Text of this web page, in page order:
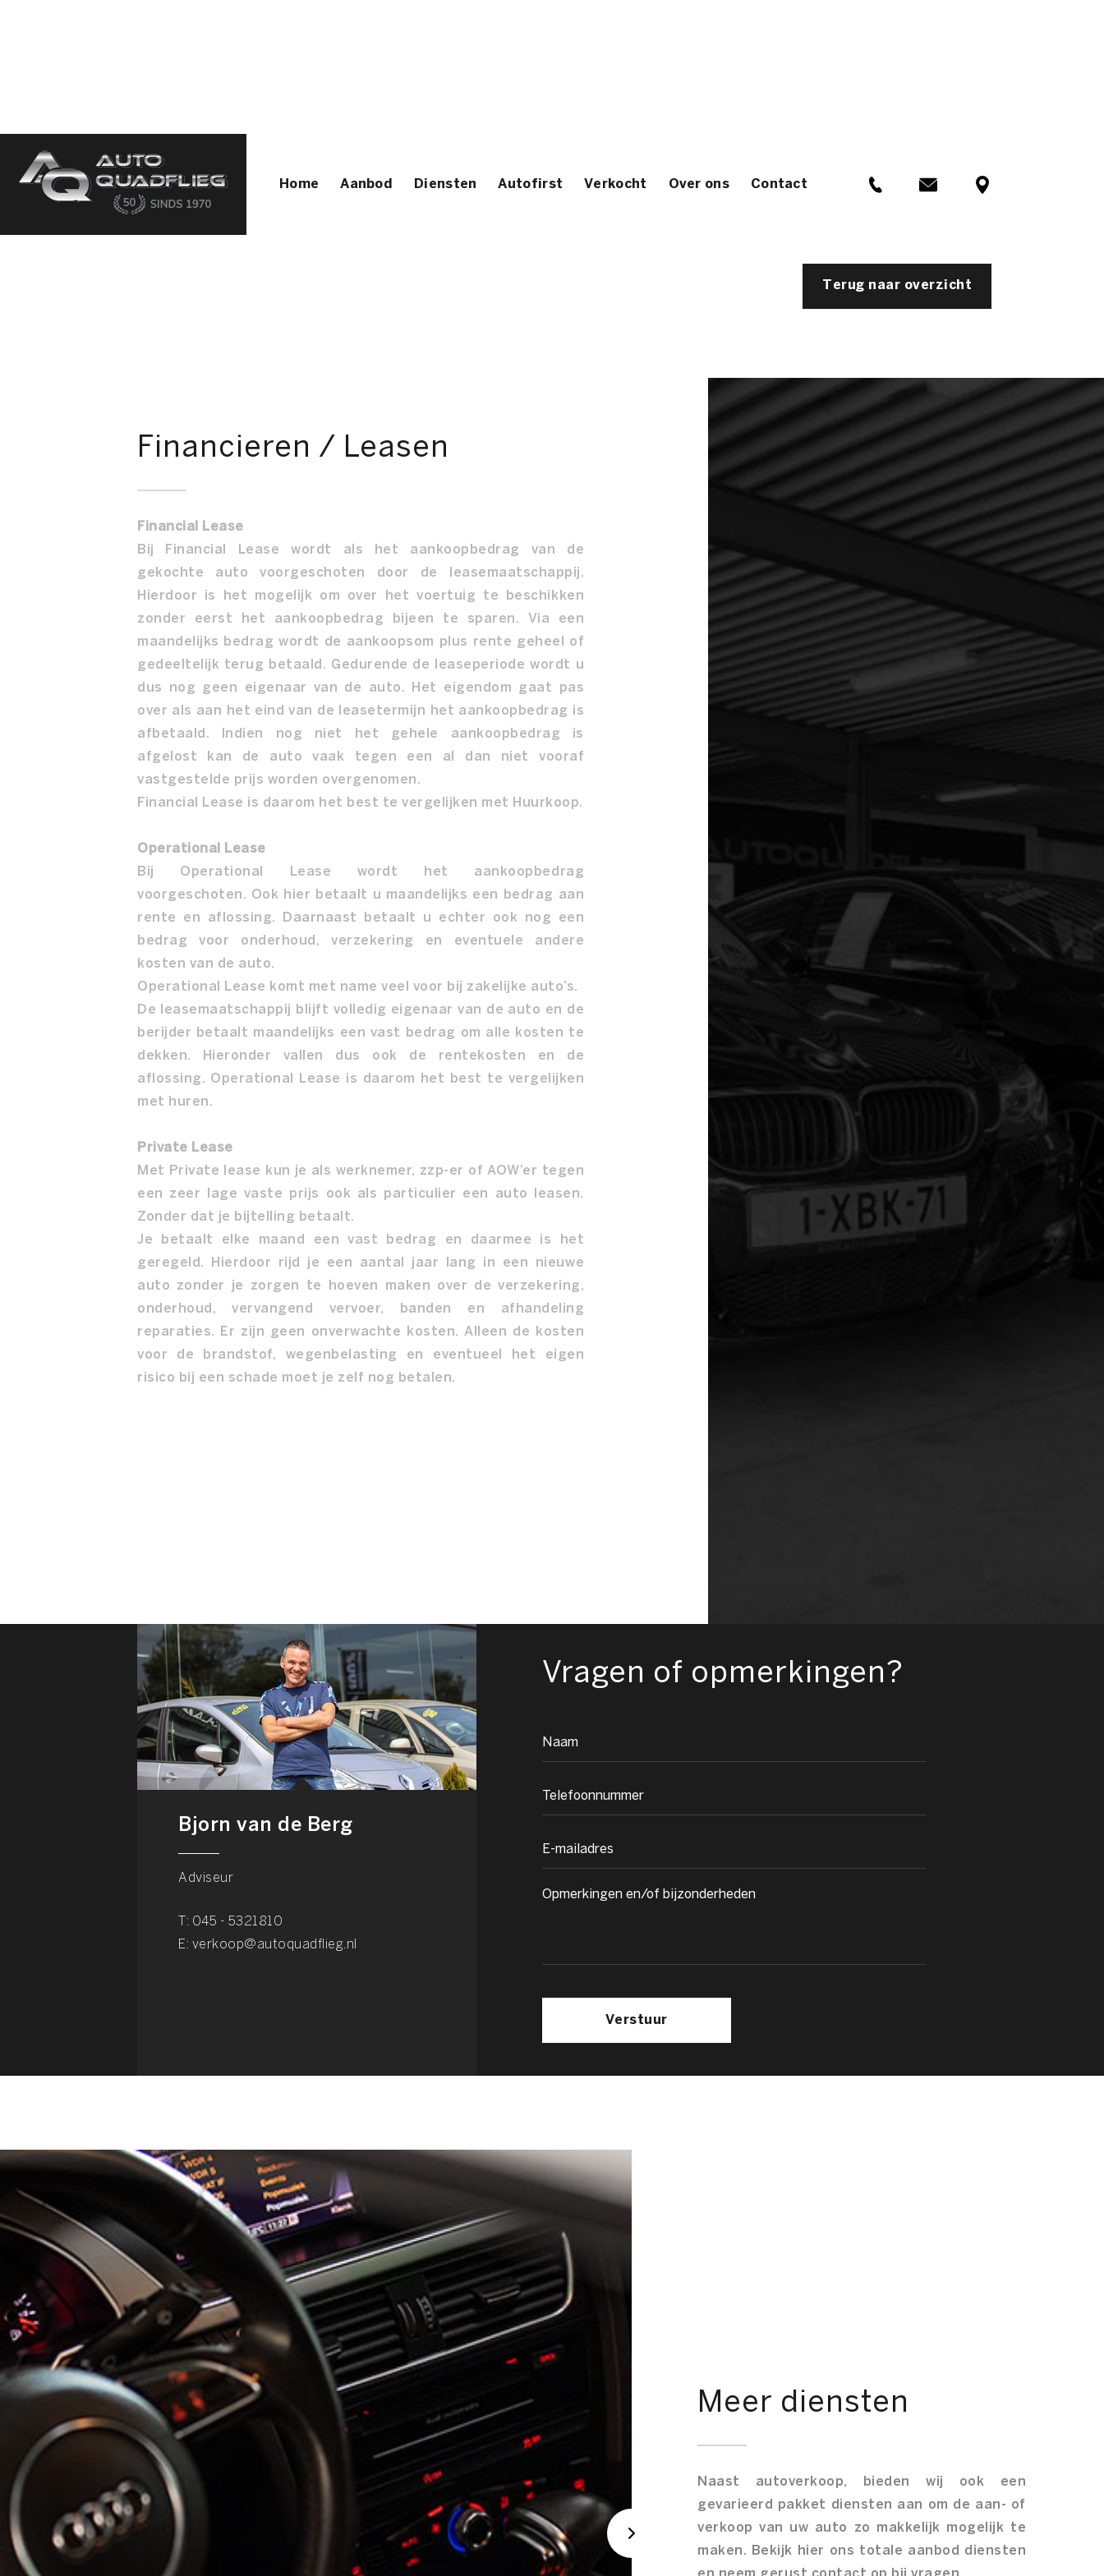
Home Aanbod Diensten Autofirst Verkocht Over ons Contact
Terug naar overzicht
Financieren / Leasen
Financial Lease
Bij Financial Lease wordt als het aankoopbedrag van de
gekochte auto voorgeschoten door de leasemaatschappij.
Hierdoor is het mogelijk om over het voertuig te beschikken
zonder eerst het aankoopbedrag bijeen te sparen. Via een
maandelijks bedrag wordt de aankoopsom plus rente geheel of
gedeeltelijk terug betaald. Gedurende de leaseperiode wordt u
dus nog geen eigenaar van de auto. Het eigendom gaat pas
over als aan het eind van de leasetermijn het aankoopbedrag is
afbetaald. Indien nog niet het gehele aankoopbedrag is
afgelost kan de auto vaak tegen een al dan niet vooraf
vastgestelde prijs worden overgenomen.
Financial Lease is daarom het best te vergelijken met Huurkoop.
Operational Lease
Bij Operational Lease wordt het aankoopbedrag
voorgeschoten. Ook hier betaalt u maandelijks een bedrag aan
rente en aflossing. Daarnaast betaalt u echter ook nog een
bedrag voor onderhoud, verzekering en eventuele andere
kosten van de auto.
Operational Lease komt met name veel voor bij zakelijke auto’s.
De leasemaatschappij blijft volledig eigenaar van de auto en de
berijder betaalt maandelijks een vast bedrag om alle kosten te
dekken. Hieronder vallen dus ook de rentekosten en de
aflossing. Operational Lease is daarom het best te vergelijken
met huren.
Private Lease
Met Private lease kun je als werknemer, zzp-er of AOW’er tegen
een zeer lage vaste prijs ook als particulier een auto leasen.
Zonder dat je bijtelling betaalt.
Je betaalt elke maand een vast bedrag en daarmee is het
geregeld. Hierdoor rijd je een aantal jaar lang in een nieuwe
auto zonder je zorgen te hoeven maken over de verzekering,
onderhoud, vervangend vervoer, banden en afhandeling
reparaties. Er zijn geen onverwachte kosten. Alleen de kosten
voor de brandstof, wegenbelasting en eventueel het eigen
risico bij een schade moet je zelf nog betalen.
Bjorn van de Berg
Adviseur
T: 045 - 5321810
E: verkoop@autoquadflieg.nl
Vragen of opmerkingen?
Verstuur
Meer diensten
Naast autoverkoop, bieden wij ook een
gevarieerd pakket diensten aan om de aan- of
verkoop van uw auto zo makkelijk mogelijk te
maken. Bekijk hier ons totale aanbod diensten